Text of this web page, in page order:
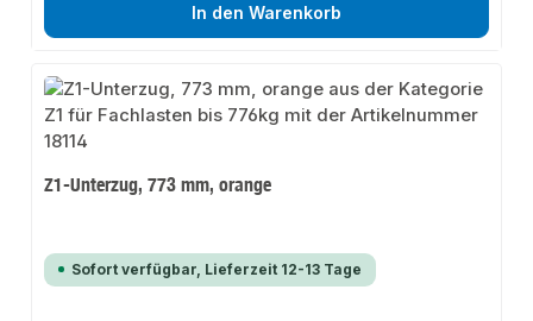
In den Warenkorb
Z1-Unterzug, 773 mm, orange
Sofort verfügbar, Lieferzeit 12-13 Tage